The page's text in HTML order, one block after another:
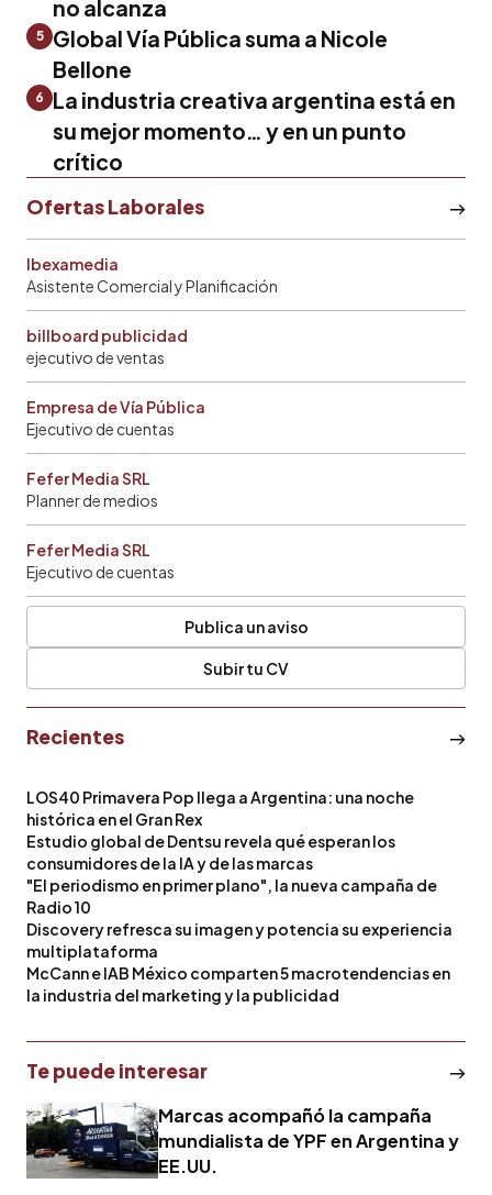
no alcanza
5
Global Vía Pública suma a Nicole
Bellone
6
La industria creativa argentina está en
su mejor momento… y en un punto
crítico
Ofertas Laborales
Ibexamedia
Asistente Comercial y Planificación
billboard publicidad
ejecutivo de ventas
Empresa de Vía Pública
Ejecutivo de cuentas
Fefer Media SRL
Planner de medios
Fefer Media SRL
Ejecutivo de cuentas
Publica un aviso
Subir tu CV
Recientes
LOS40 Primavera Pop llega a Argentina: una noche
histórica en el Gran Rex
Estudio global de Dentsu revela qué esperan los
consumidores de la IA y de las marcas
"El periodismo en primer plano", la nueva campaña de
Radio 10
Discovery refresca su imagen y potencia su experiencia
multiplataforma
McCann e IAB México comparten 5 macrotendencias en
la industria del marketing y la publicidad
Te puede interesar
Marcas acompañó la campaña
mundialista de YPF en Argentina y
EE.UU.